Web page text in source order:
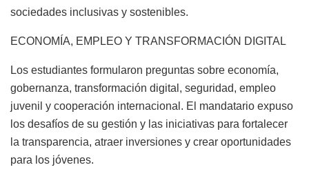
sociedades inclusivas y sostenibles.
ECONOMÍA, EMPLEO Y TRANSFORMACIÓN DIGITAL
Los estudiantes formularon preguntas sobre economía,
gobernanza, transformación digital, seguridad, empleo
juvenil y cooperación internacional. El mandatario expuso
los desafíos de su gestión y las iniciativas para fortalecer
la transparencia, atraer inversiones y crear oportunidades
para los jóvenes.